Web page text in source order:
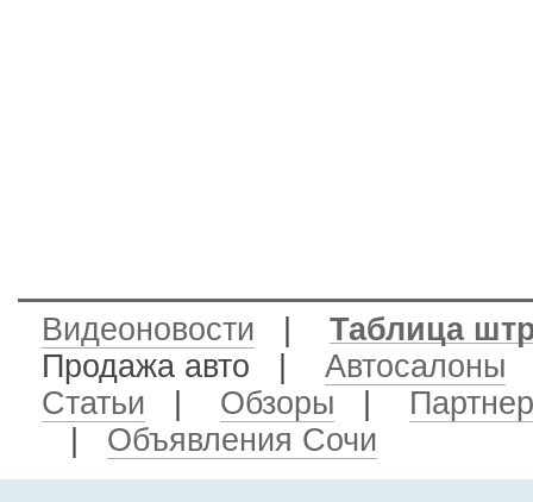
Видеоновости
Таблица
Продажа авто
Автосалоны
Статьи
Обзоры
Объявления Сочи